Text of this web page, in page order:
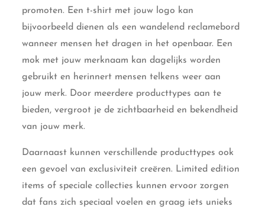
promoten. Een t-shirt met jouw logo kan
bijvoorbeeld dienen als een wandelend reclamebord
wanneer mensen het dragen in het openbaar. Een
mok met jouw merknaam kan dagelijks worden
gebruikt en herinnert mensen telkens weer aan
jouw merk. Door meerdere producttypes aan te
bieden, vergroot je de zichtbaarheid en bekendheid
van jouw merk.
Daarnaast kunnen verschillende producttypes ook
een gevoel van exclusiviteit creëren. Limited edition
items of speciale collecties kunnen ervoor zorgen
dat fans zich speciaal voelen en graag iets unieks